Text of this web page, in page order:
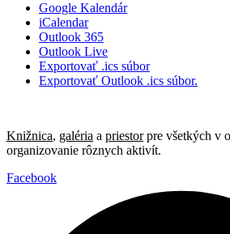
Google Kalendár
iCalendar
Outlook 365
Outlook Live
Exportovať .ics súbor
Exportovať Outlook .ics súbor.
Knižnica, galéria a priestorpre všetkých v
organizovanie rôznych aktivít.
Facebook